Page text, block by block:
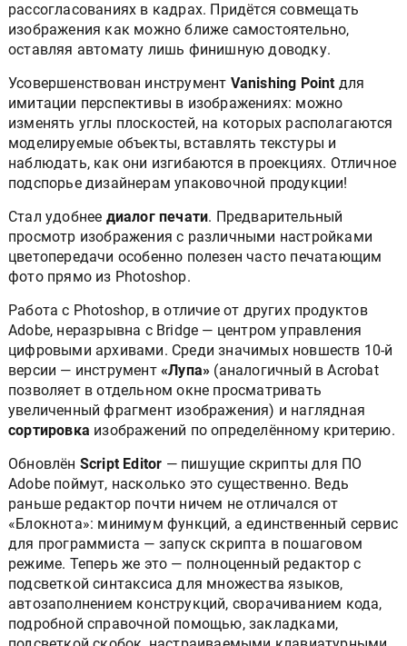
рассогласованиях в кадрах. Придётся совмещать
изображения как можно ближе самостоятельно,
оставляя автомату лишь финишную доводку.
Усовершенствован инструмент Vanishing Point для
имитации перспективы в изображениях: можно
изменять углы плоскостей, на которых располагаются
моделируемые объекты, вставлять текстуры и
наблюдать, как они изгибаются в проекциях. Отличное
подспорье дизайнерам упаковочной продукции!
Стал удобнее диалог печати. Предварительный
просмотр изображения с различными настройками
цветопередачи особенно полезен часто печатающим
фото прямо из Photoshop.
Работа с Photoshop, в отличие от других продуктов
Adobe, неразрывна с Bridge — центром управления
цифровыми архивами. Среди значимых новшеств 10-й
версии — инструмент «Лупа» (аналогичный в Acrobat
позволяет в отдельном окне просматривать
увеличенный фрагмент изображения) и наглядная
сортировка изображений по определённому критерию.
Обновлён Script Editor — пишущие скрипты для ПО
Adobe поймут, насколько это существенно. Ведь
раньше редактор почти ничем не отличался от
«Блокнота»: минимум функций, а единственный сервис
для программиста — запуск скрипта в пошаговом
режиме. Теперь же это — полноценный редактор с
подсветкой синтаксиса для множества языков,
автозаполнением конструкций, сворачиванием кода,
подробной справочной помощью, закладками,